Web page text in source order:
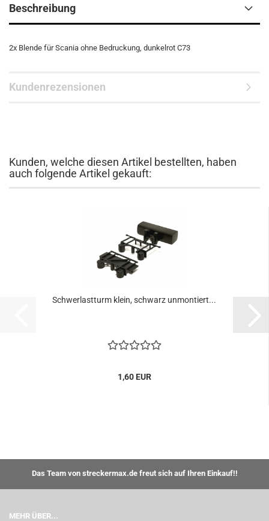
Beschreibung
2x Blende für Scania ohne Bedruckung, dunkelrot C73
Kundenrezensionen
Kunden, welche diesen Artikel bestellten, haben
auch folgende Artikel gekauft:
Schwerlastturm klein, schwarz unmontiert...
1,60 EUR
Das Team von streckermax.de freut sich auf Ihren Einkauf!!
MEHR ÜBER...